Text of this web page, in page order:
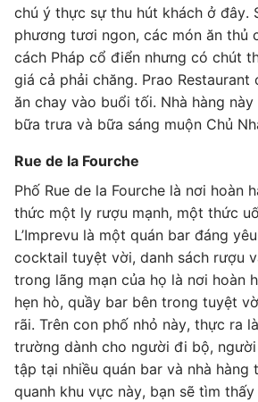
chú ý thực sự thu hút khách ở đây.
phương tươi ngon, các món ăn thủ
cách Pháp cổ điển nhưng có chút
giá cả phải chăng. Prao Restaurant
ăn chay vào buổi tối. Nhà hàng
bữa trưa và bữa sáng muộn Chủ
Rue de la Fourche
Phố Rue de la Fourche là nơi hoàn
thức một ly rượu mạnh, một thức
L’Imprevu là một quán bar đáng
cocktail tuyệt vời, danh sách rượu
trong lãng mạn của họ là nơi hoàn
hẹn hò, quầy bar bên trong tuyệt
rãi. Trên con phố nhỏ này, thực ra
trường dành cho người đi bộ,
tập tại nhiều quán bar và nhà hàng
quanh khu vực này, bạn sẽ tìm